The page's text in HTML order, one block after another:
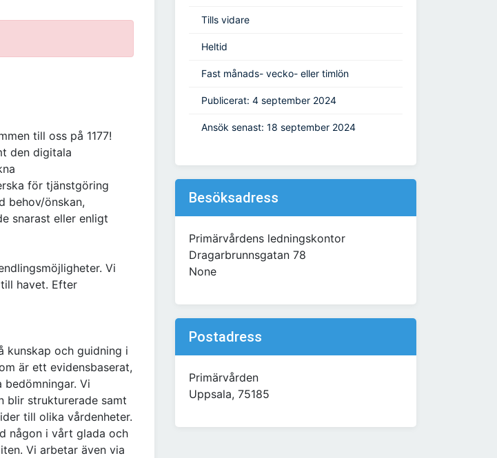
till oss på 1177!
den digitala
för tjänstgöring
behov/önskan,
snarast eller enligt
Vi
havet. Efter
kunskap och guidning i
är ett evidensbaserat,
Vi
blir strukturerade samt
till olika vårdenheter.
någon i vårt glada och
Vi arbetar även via
Tills vidare
Heltid
Fast månads- vecko- eller timlön
Publicerat: 4 september 2024
Ansök senast: 18 september 2024
Besöksadress
Primärvårdens ledningskontor
Dragarbrunnsgatan 78
None
Postadress
Primärvården
Uppsala, 75185